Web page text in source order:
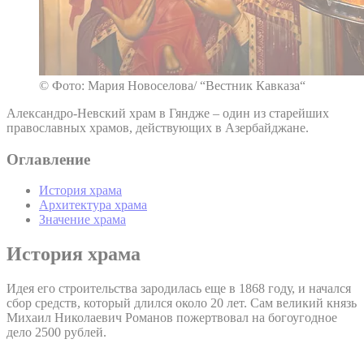
© Фото: Мария Новоселова/ “Вестник Кавказа“
Александро-Невский храм в Гяндже – один из старейших
православных храмов, действующих в Азербайджане.
Оглавление
История храма
Архитектура храма
Значение храма
История храма
Идея его строительства зародилась еще в 1868 году, и начался
сбор средств, который длился около 20 лет. Сам великий князь
Михаил Николаевич Романов пожертвовал на богоугодное
дело 2500 рублей.